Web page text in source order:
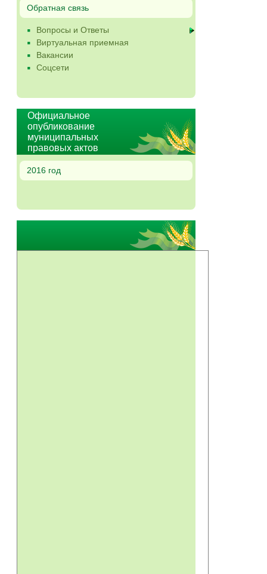
Обратная связь
Вопросы и Ответы
Виртуальная приемная
Вакансии
Соцсети
Официальное
опубликование
муниципальных
правовых актов
2016 год